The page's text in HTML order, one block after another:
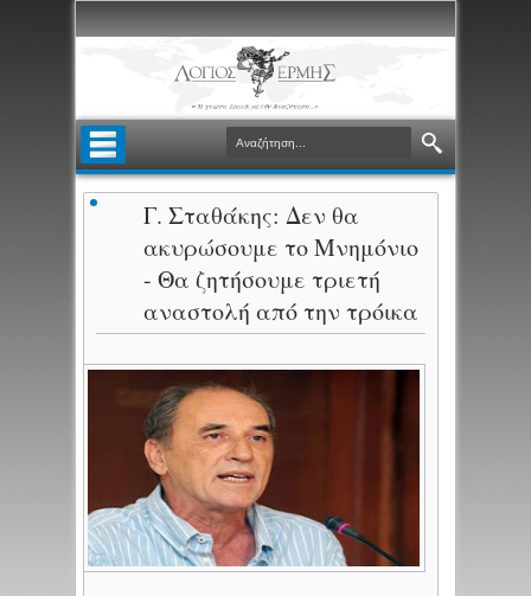
Γ. Σταθάκης: Δεν θα
ακυρώσουμε το Μνημόνιο
- Θα ζητήσουμε τριετή
αναστολή από την τρόικα